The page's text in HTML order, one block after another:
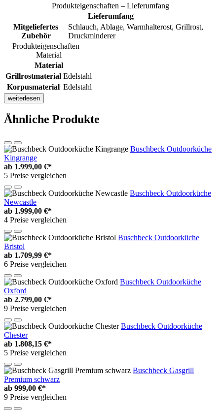
Produkteigenschaften – Lieferumfang
Lieferumfang
Mitgeliefertes
Zubehör
Schlauch, Ablage, Warmhalterost, Grillrost,
Druckminderer
Produkteigenschaften –
Material
Material
Grillrostmaterial Edelstahl
Korpusmaterial Edelstahl
weiterlesen
Ähnliche Produkte
Buschbeck Outdoorküche
Kingrange
ab 1.999,00 €*
5 Preise vergleichen
Buschbeck Outdoorküche
Newcastle
ab 1.999,00 €*
4 Preise vergleichen
Buschbeck Outdoorküche
Bristol
ab 1.709,99 €*
6 Preise vergleichen
Buschbeck Outdoorküche
Oxford
ab 2.799,00 €*
9 Preise vergleichen
Buschbeck Outdoorküche
Chester
ab 1.808,15 €*
5 Preise vergleichen
Buschbeck Gasgrill
Premium schwarz
ab 999,00 €*
9 Preise vergleichen